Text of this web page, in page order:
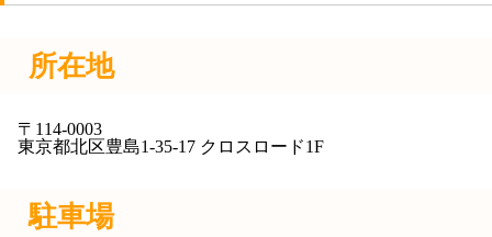
所在地
〒114-0003
東京都北区豊島1-35-17 クロスロード1F
駐車場